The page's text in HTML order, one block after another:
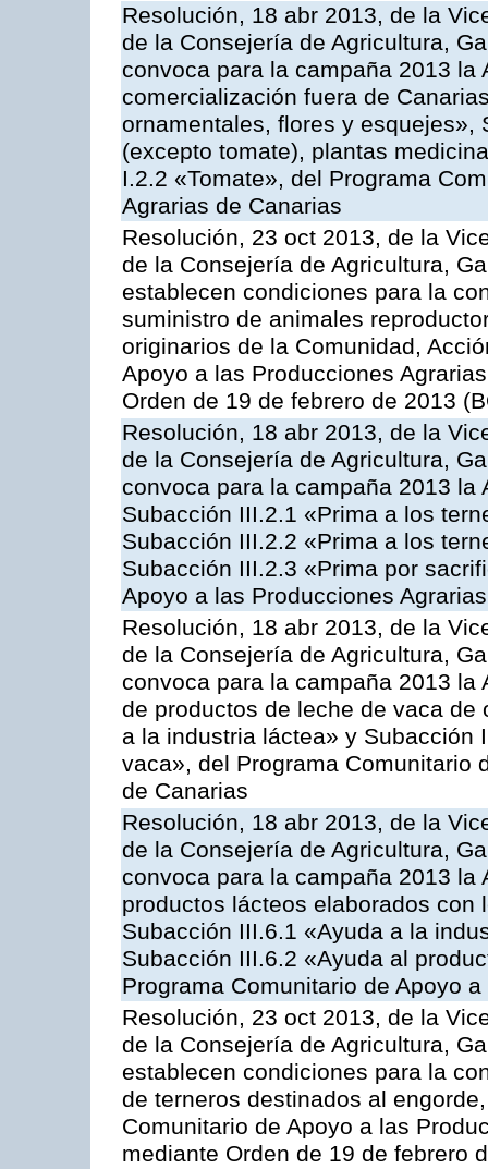
Resolución, 18 abr 2013, de la
de la Consejería de Agricultura,
convoca para la campaña 2013 la
comercialización fuera de
ornamentales, flores y esquejes»,
(excepto tomate), plantas
I.2.2 «Tomate», del Programa
Agrarias de Canarias
Resolución, 23 oct 2013, de la
de la Consejería de Agricultura,
establecen condiciones para la
suministro de animales
originarios de la Comunidad,
Apoyo a las Producciones
Orden de 19 de febrero de 2013
Resolución, 18 abr 2013, de la
de la Consejería de Agricultura,
convoca para la campaña 2013
Subacción III.2.1 «Prima a los
Subacción III.2.2 «Prima a los
Subacción III.2.3 «Prima por
Apoyo a las Producciones
Resolución, 18 abr 2013, de la
de la Consejería de Agricultura,
convoca para la campaña 2013
de productos de leche de vaca
a la industria láctea» y Subacción
vaca», del Programa Comunitario
de Canarias
Resolución, 18 abr 2013, de la
de la Consejería de Agricultura,
convoca para la campaña 2013
productos lácteos elaborados
Subacción III.6.1 «Ayuda a la
Subacción III.6.2 «Ayuda al
Programa Comunitario de Apoyo
Resolución, 23 oct 2013, de la
de la Consejería de Agricultura,
establecen condiciones para la
de terneros destinados al
Comunitario de Apoyo a las
mediante Orden de 19 de febrero